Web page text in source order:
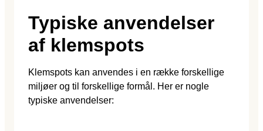
Typiske anvendelser
af klemspots
Klemspots kan anvendes i en række forskellige
miljøer og til forskellige formål. Her er nogle
typiske anvendelser: